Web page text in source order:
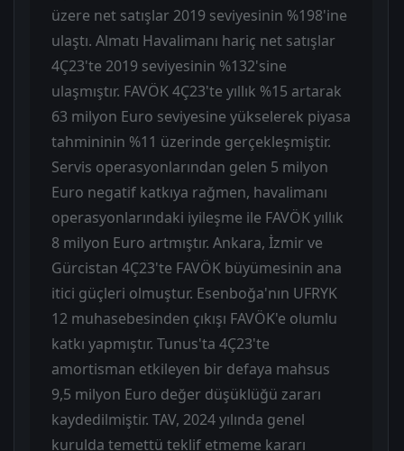
üzere net satışlar 2019 seviyesinin %198'ine
ulaştı. Almatı Havalimanı hariç net satışlar
4Ç23'te 2019 seviyesinin %132'sine
ulaşmıştır. FAVÖK 4Ç23'te yıllık %15 artarak
63 milyon Euro seviyesine yükselerek piyasa
tahmininin %11 üzerinde gerçekleşmiştir.
Servis operasyonlarından gelen 5 milyon
Euro negatif katkıya rağmen, havalimanı
operasyonlarındaki iyileşme ile FAVÖK yıllık
8 milyon Euro artmıştır. Ankara, İzmir ve
Gürcistan 4Ç23'te FAVÖK büyümesinin ana
itici güçleri olmuştur. Esenboğa'nın UFRYK
12 muhasebesinden çıkışı FAVÖK'e olumlu
katkı yapmıştır. Tunus'ta 4Ç23'te
amortisman etkileyen bir defaya mahsus
9,5 milyon Euro değer düşüklüğü zararı
kaydedilmiştir. TAV, 2024 yılında genel
kurulda temettü teklif etmeme kararı